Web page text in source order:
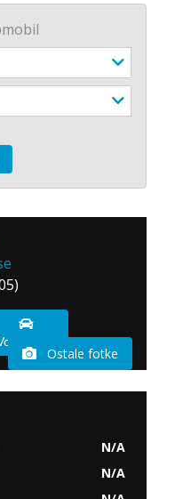
sam
Ostale fotke
N/A
N/A